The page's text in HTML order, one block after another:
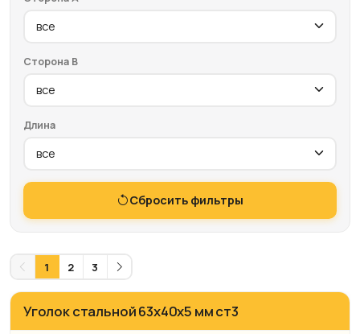
Сторона B
Длина
Сбросить фильтры
1 2 3
Уголок стальной 63x40x5 мм ст3